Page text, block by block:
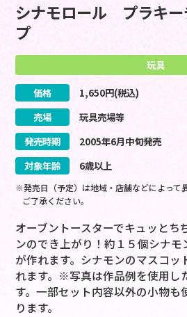
シナモロール プラキー
プ
玩具
価格 1,650円(税込)
売場
玩具売場等
発売時期
2005年6月中旬発売
対象年齢
6歳以上
※発売日（予定）は地域・店舗などによって
ご了承ください。
オーブントースターでキュッとち
ンのでき上がり！約１５個シナ
が作れます。シナモンのマスコッ
れます。※写真は作品例を使用し
す。一部セット内容以外の小物も
ります。